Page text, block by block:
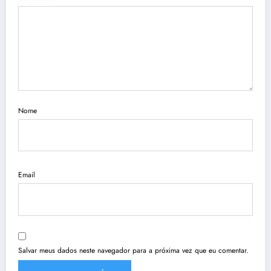
Nome
Email
Salvar meus dados neste navegador para a próxima vez que eu comentar.